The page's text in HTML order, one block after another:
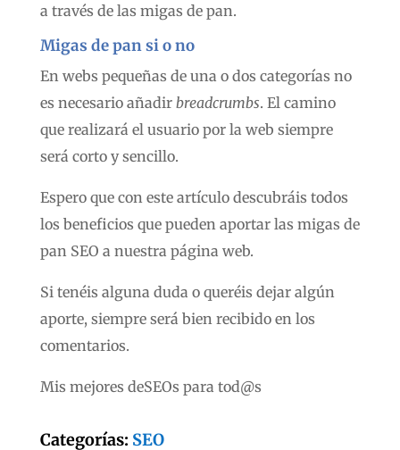
a través de las migas de pan.
Migas de pan si o no
En webs pequeñas de una o dos categorías no
es necesario añadir breadcrumbs. El camino
que realizará el usuario por la web siempre
será corto y sencillo.
Espero que con este artículo descubráis todos
los beneficios que pueden aportar las migas de
pan SEO a nuestra página web.
Si tenéis alguna duda o queréis dejar algún
aporte, siempre será bien recibido en los
comentarios.
Mis mejores deSEOs para tod@s
Categorías: SEO